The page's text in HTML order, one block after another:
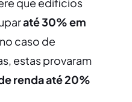
que edifícios
até 30% em
caso de
estas provaram
renda até 20%